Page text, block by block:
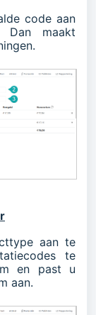
code aan
Dan maakt
aan te
te
en past u
aan.